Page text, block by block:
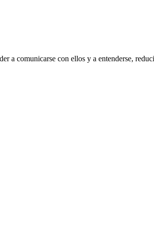
a comunicarse con ellos y a entenderse,